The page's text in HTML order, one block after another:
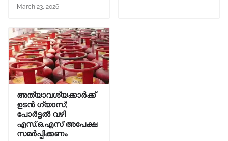
March 23, 2026
അത്യാവശ്യക്കാർക്ക്
ഉടൻ ഗ്യാസ്;
പോർട്ടൽ വഴി
എസ്.ഒ.എസ് അപേക്ഷ
സമർപ്പിക്കണം